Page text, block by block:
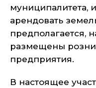
муниципалитета,
арендовать
предполагается,
размещены
предприятия.
В настоящее